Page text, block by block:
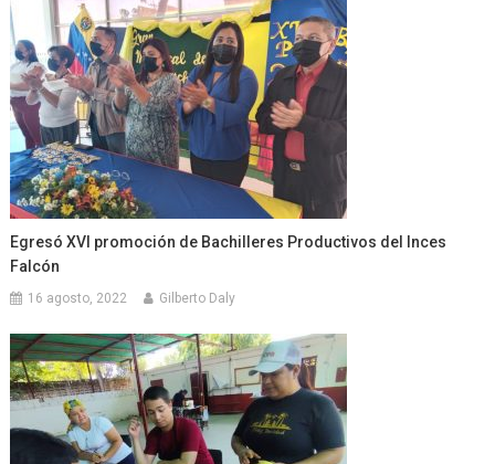
Egresó XVI promoción de Bachilleres Productivos del Inces
Falcón
16 agosto, 2022 Gilberto Daly